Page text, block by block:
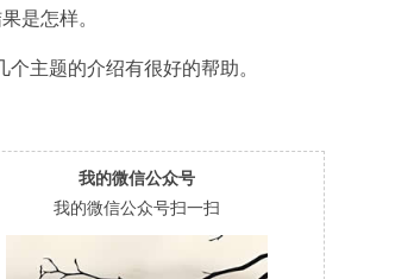
是怎样。
个主题的介绍有很好的帮助。
我的微信公众号
我的微信公众号扫一扫